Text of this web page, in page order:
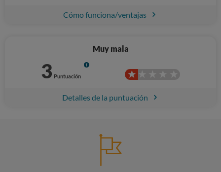
Cómo funciona/ventajas
Muy mala
3 Puntuación
Info
Detalles de la puntuación